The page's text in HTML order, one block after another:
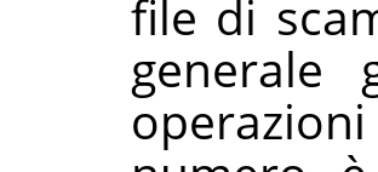
file di
generale